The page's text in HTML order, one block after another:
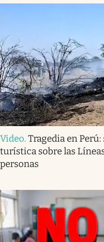
Video. Tragedia en
turística sobre las
personas